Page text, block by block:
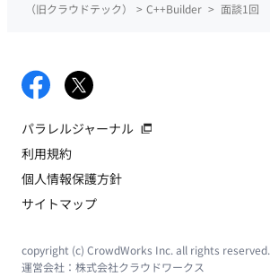
（旧クラウドテック）
> C++Builder > 面談1回
パラレルジャーナル
利用規約
個人情報保護方針
サイトマップ
copyright (c) CrowdWorks Inc. all rights reserved.
運営会社： 株式会社クラウドワークス